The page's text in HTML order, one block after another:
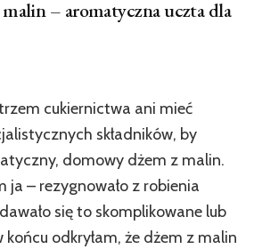
– aromatyczna uczta dla
cukiernictwa ani mieć
składników, by
domowy dżem z malin.
ja – rezygnowało z robienia
się to skomplikowane lub
końcu odkryłam, że dżem z malin